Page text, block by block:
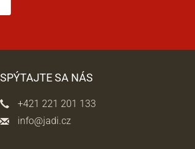
SPÝTAJTE SA NÁS
+421 221 201 133
info@jadi.cz